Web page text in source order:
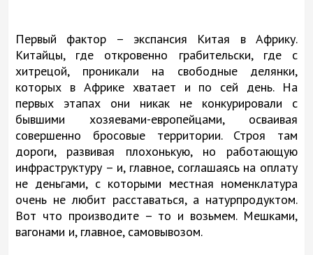
Первый фактор – экспансия Китая в Африку.
Китайцы, где откровенно грабительски, где с
хитрецой, проникали на свободные делянки,
которых в Африке хватает и по сей день. На
первых этапах они никак не конкурировали с
бывшими хозяевами-европейцами, осваивая
совершенно бросовые территории. Строя там
дороги, развивая плохонькую, но работающую
инфраструктуру – и, главное, соглашаясь на оплату
не деньгами, с которыми местная номенклатура
очень не любит расставаться, а натурпродуктом.
Вот что производите – то и возьмем. Мешками,
вагонами и, главное, самовывозом.